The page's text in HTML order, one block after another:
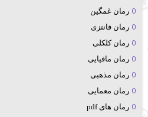
رمان غمگین
رمان فانتزی
رمان کلکلی
رمان مافیایی
رمان مذهبی
رمان معمایی
رمان های pdf